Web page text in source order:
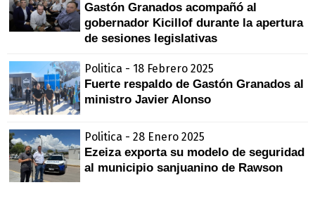
Gastón Granados acompañó al
gobernador Kicillof durante la apertura
de sesiones legislativas
Politica - 18 Febrero 2025
Fuerte respaldo de Gastón Granados al
ministro Javier Alonso
Politica - 28 Enero 2025
Ezeiza exporta su modelo de seguridad
al municipio sanjuanino de Rawson